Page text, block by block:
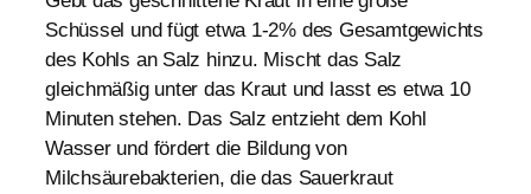
Schüssel und fügt etwa 1-2% des Gesamtgewichts
des Kohls an Salz hinzu. Mischt das Salz
gleichmäßig unter das Kraut und lasst es etwa 10
Minuten stehen. Das Salz entzieht dem Kohl
Wasser und fördert die Bildung von
Milchsäurebakterien, die das Sauerkraut